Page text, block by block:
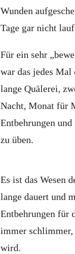
Wunden
Tage gar nicht
Für ein sehr
war das jedes Mal
lange Quälerei,
Nacht, Monat für
Entbehrungen
zu üben.
Es ist das Wesen
lange dauert und
Entbehrungen für
immer schlimmer,
wird.